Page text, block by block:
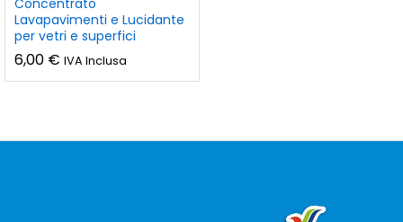
Lavapavimenti e Lucidante
per vetri e superfici
6,00 € IVA Inclusa